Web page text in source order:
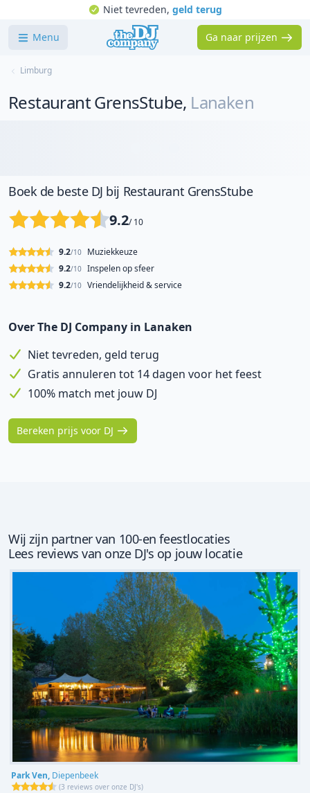
Niet tevreden, geld terug
Menu Ga naar prijzen
Limburg
Restaurant GrensStube, Lanaken
Boek de beste DJ bij Restaurant GrensStube
9.2/ 10
Muziekkeuze
9.2/10
Inspelen op sfeer
9.2/10
Vriendelijkheid & service
9.2/10
Over The DJ Company in Lanaken
Niet tevreden, geld terug
Gratis annuleren tot 14 dagen voor het feest
100% match met jouw DJ
Bereken prijs voor DJ
Wij zijn partner van 100-en feestlocaties
Lees reviews van onze DJ's op jouw locatie
Park Ven, Diepenbeek
(3 reviews over onze DJ's)